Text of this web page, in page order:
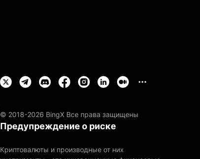
© 2018-2026 BingX Все права защищены
Предупреждение о риске
Криптовалюты и производные от них